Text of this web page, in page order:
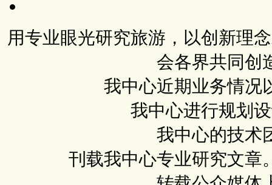
用专业眼光研究旅游，以创新理
会各界共同创
我中心近期业务情况
我中心进行规划
我中心的技术
刊载我中心专业研究文章